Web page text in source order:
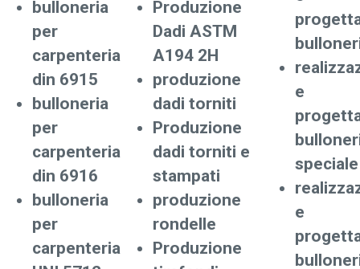
bulloneria
per
carpenteria
din 6915
bulloneria
per
carpenteria
din 6916
bulloneria
per
carpenteria
Produzione
Dadi ASTM
A194 2H
produzione
dadi torniti
Produzione
dadi torniti e
stampati
produzione
rondelle
Produzione
e
speciale
e